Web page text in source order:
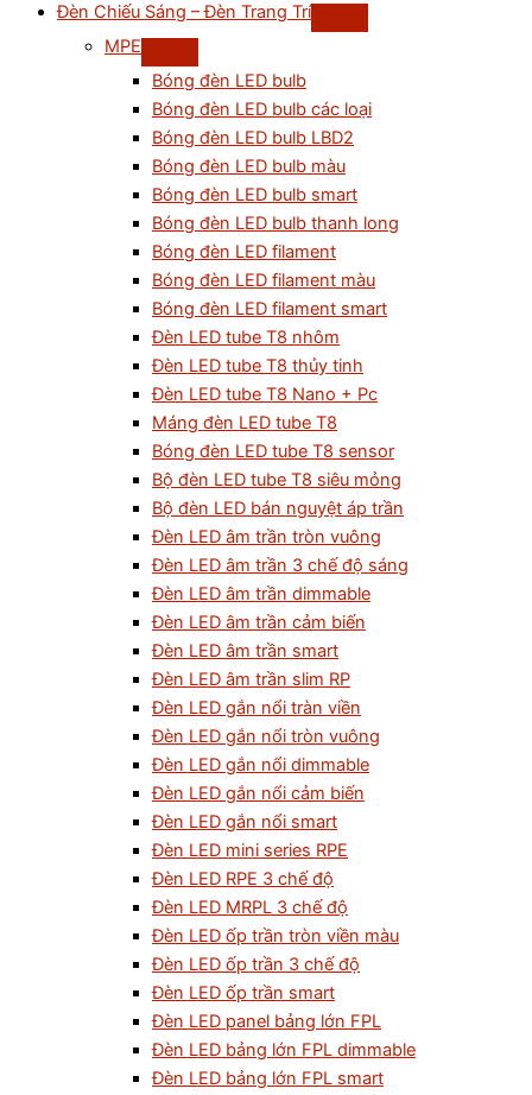
Đèn Chiếu Sáng – Đèn Trang Trí
MPE
Bóng đèn LED bulb
Bóng đèn LED bulb các loại
Bóng đèn LED bulb LBD2
Bóng đèn LED bulb màu
Bóng đèn LED bulb smart
Bóng đèn LED bulb thanh long
Bóng đèn LED filament
Bóng đèn LED filament màu
Bóng đèn LED filament smart
Đèn LED tube T8 nhôm
Đèn LED tube T8 thủy tinh
Đèn LED tube T8 Nano + Pc
Máng đèn LED tube T8
Bóng đèn LED tube T8 sensor
Bộ đèn LED tube T8 siêu mỏng
Bộ đèn LED bán nguyệt áp trần
Đèn LED âm trần tròn vuông
Đèn LED âm trần 3 chế độ sáng
Đèn LED âm trần dimmable
Đèn LED âm trần cảm biến
Đèn LED âm trần smart
Đèn LED âm trần slim RP
Đèn LED gắn nổi tràn viền
Đèn LED gắn nổi tròn vuông
Đèn LED gắn nổi dimmable
Đèn LED gắn nổi cảm biến
Đèn LED gắn nổi smart
Đèn LED mini series RPE
Đèn LED RPE 3 chế độ
Đèn LED MRPL 3 chế độ
Đèn LED ốp trần tròn viền màu
Đèn LED ốp trần 3 chế độ
Đèn LED ốp trần smart
Đèn LED panel bảng lớn FPL
Đèn LED bảng lớn FPL dimmable
Đèn LED bảng lớn FPL smart